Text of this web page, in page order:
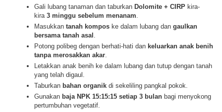
Gali lubang tanaman dan taburkan Dolomite + CIRP kira-
kira3 minggu sebelum menanam.
Masukkantanah kompos ke dalam lubang dangaulkan
bersama tanah asal .
Potong polibeg dengan berhati-hati dan keluarkan anak benih
tanpa merosakkan akar.
Letakkan anak benih ke dalam lubang dan tutup dengan tanah
yang telah digaul.
Taburkan bahan organik di sekeliling pangkal pokok.
Gunakan baja NPK 15:15:15 setiap 3 bulan bagi menyokong
pertumbuhan vegetatif.